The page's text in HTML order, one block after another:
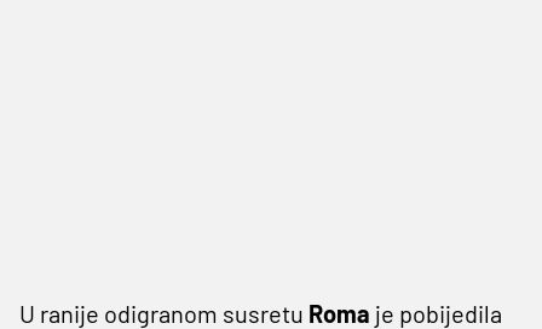
U ranije odigranom susretu Roma je pobijedila